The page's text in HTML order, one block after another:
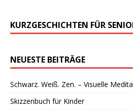
KURZGESCHICHTEN FÜR
NEUESTE BEITRÄGE
Schwarz. Weiß. Zen. – Visuelle
Skizzenbuch für Kinder